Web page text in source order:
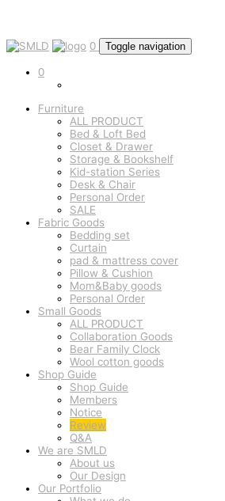
0 Toggle navigation
0
Furniture
ALL PRODUCT
Bed & Loft Bed
Closet & Drawer
Storage & Bookshelf
Kid-station Series
Desk & Chair
Personal Order
SALE
Fabric Goods
Bedding set
Curtain
pad & mattress cover
Pillow & Cushion
Mom&Baby goods
Personal Order
Small Goods
ALL PRODUCT
Collaboration Goods
Bear Family Clock
Wool cotton goods
Shop Guide
Shop Guide
Members
Notice
Review
Q&A
We are SMLD
About us
Our Design
Our Portfolio